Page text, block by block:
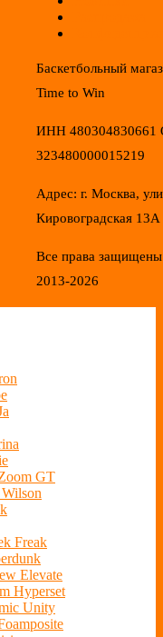
Баскетбольный
Time to Win
ИНН 480304830661
323480000015219
Адрес: г. Москва,
Кировоградская 13А
Все права
2013-2026
GT
Freak
Elevate
Hyperset
Unity